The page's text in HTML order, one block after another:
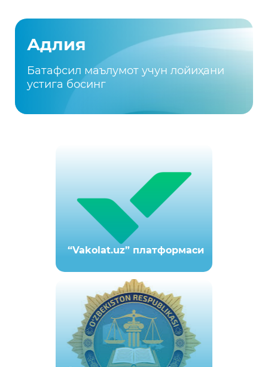
Адлия
Батафсил маълумот учун лойиҳани
устига босинг
“Vakolat.uz” платформаси